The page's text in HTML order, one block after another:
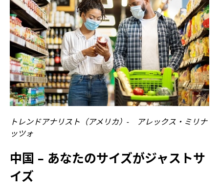
トレンドアナリスト（アメリカ）- アレックス・ミリナ
ッツォ
中国 – あなたのサイズがジャストサ
イズ